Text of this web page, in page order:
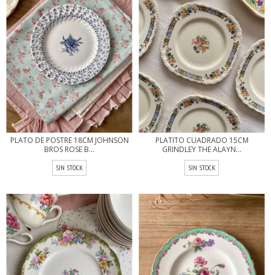
PLATO DE POSTRE 18CM JOHNSON
BROS ROSE B...
SIN STOCK
PLATITO CUADRADO 15CM
GRINDLEY THE ALAYN...
SIN STOCK